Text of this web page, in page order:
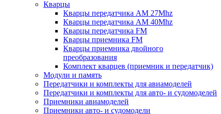
Кварцы
Кварцы передатчика AM 27Mhz
Кварцы передатчика AM 40Mhz
Кварцы передатчика FM
Кварцы приемника FM
Кварцы приемника двойного
преобразования
Комплект кварцев (приемник и передатчик)
Модули и память
Передатчики и комплекты для авиамоделей
Передатчики и комплекты для авто- и судомоделей
Приемники авиамоделей
Приемники авто- и судомодели